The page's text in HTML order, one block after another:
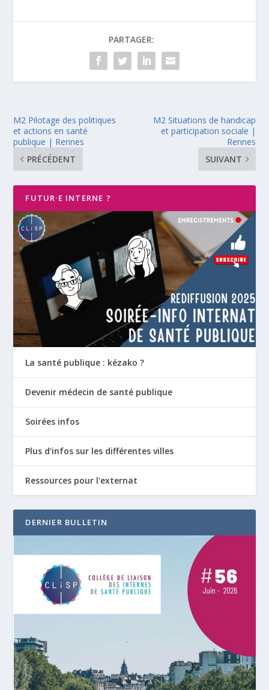
PARTAGER:
M2 Pilotage des politiques
et actions en santé
publique | Rennes
PRÉCÉDENT
M2 Situations de handicap
et participation sociale |
Rennes
SUIVANT
FUTUR·E INTERNE ?
La santé publique : kézako ?
Devenir médecin de santé publique
Soirées infos
Plus d'infos sur les différentes villes
Ressources pour l'externat
DERNIER BULLETIN